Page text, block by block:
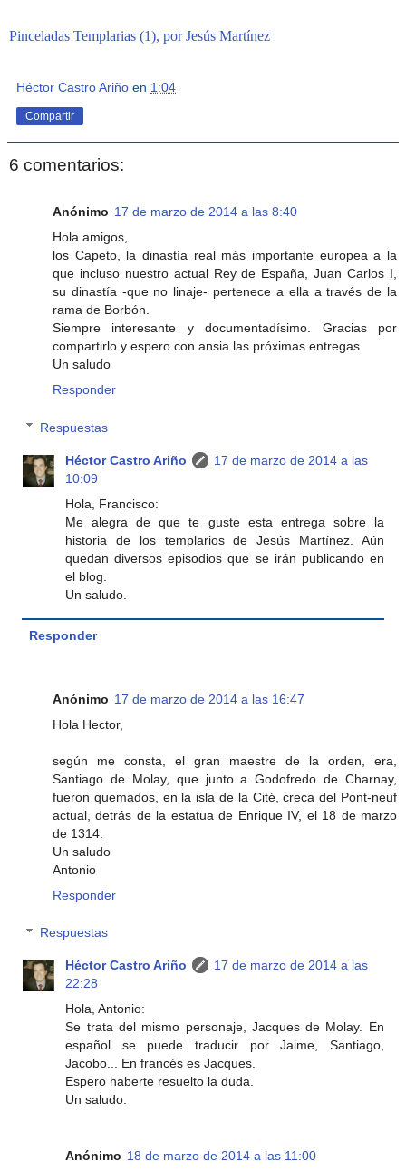
Pinceladas Templarias (1), por Jesús Martínez
Héctor Castro Ariño en 1:04
Compartir
6 comentarios:
Anónimo 17 de marzo de 2014 a las 8:40
Hola amigos,
los Capeto, la dinastía real más importante europea a la
que incluso nuestro actual Rey de España, Juan Carlos I,
su dinastía -que no linaje- pertenece a ella a través de la
rama de Borbón.
Siempre interesante y documentadísimo. Gracias por
compartirlo y espero con ansia las próximas entregas.
Un saludo
Responder
Respuestas
Héctor Castro Ariño
17 de marzo de 2014 a las
10:09
Hola, Francisco:
Me alegra de que te guste esta entrega sobre la
historia de los templarios de Jesús Martínez. Aún
quedan diversos episodios que se irán publicando en
el blog.
Un saludo.
Responder
Anónimo 17 de marzo de 2014 a las 16:47
Hola Hector,
según me consta, el gran maestre de la orden, era,
Santiago de Molay, que junto a Godofredo de Charnay,
fueron quemados, en la isla de la Cité, creca del Pont-neuf
actual, detrás de la estatua de Enrique IV, el 18 de marzo
de 1314.
Un saludo
Antonio
Responder
Respuestas
Héctor Castro Ariño
17 de marzo de 2014 a las
22:28
Hola, Antonio:
Se trata del mismo personaje, Jacques de Molay. En
español se puede traducir por Jaime, Santiago,
Jacobo... En francés es Jacques.
Espero haberte resuelto la duda.
Un saludo.
Anónimo 18 de marzo de 2014 a las 11:00